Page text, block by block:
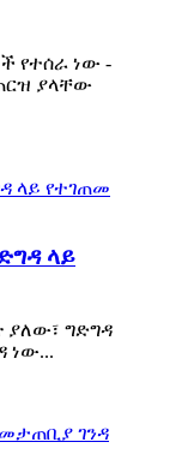
የተሰራ ነው -
ያላቸው
ላይ
ያለው፣ ግድግዳ
ነው...